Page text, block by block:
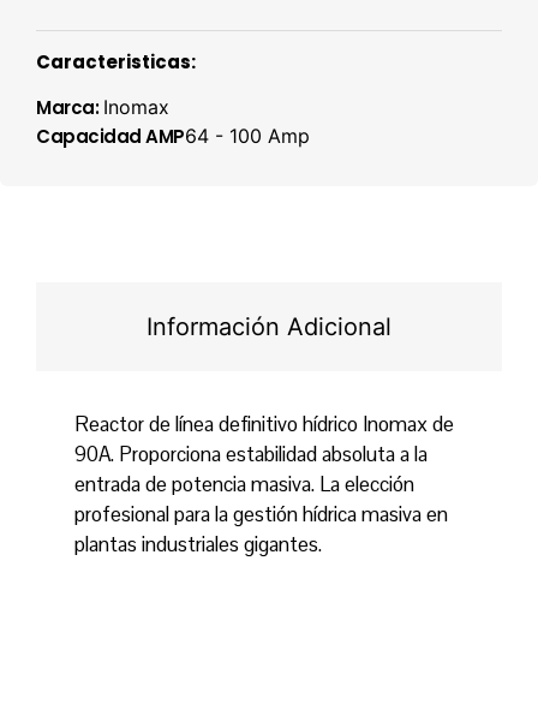
Caracteristicas:
Marca: Inomax
Capacidad AMP64 - 100 Amp
Información Adicional
Reactor de línea definitivo hídrico Inomax de
90A. Proporciona estabilidad absoluta a la
entrada de potencia masiva. La elección
profesional para la gestión hídrica masiva en
plantas industriales gigantes.